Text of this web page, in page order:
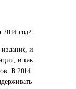
год?
издание, и
и как
В 2014